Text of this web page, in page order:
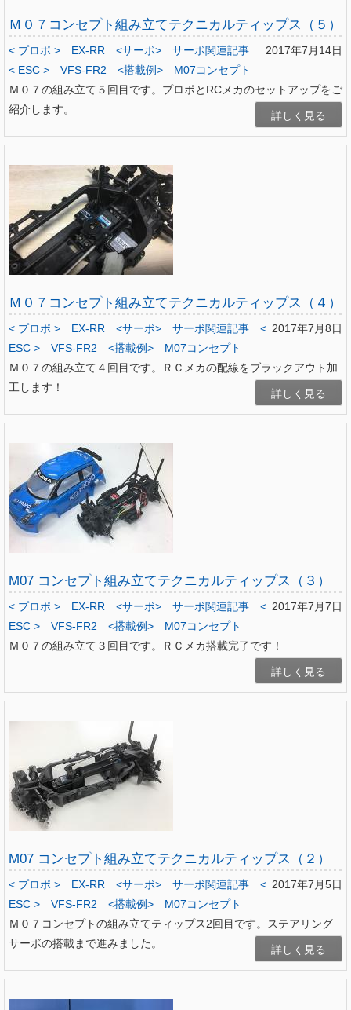
Ｍ０７コンセプト組み立てテクニカルティップス（５）
2017年7月14日
< プロポ > EX-RR <サーボ>
サーボ関連記事
< ESC >
VFS-FR2 <搭載例>
M07コンセプト
Ｍ０７の組み立て５回目です。プロポとRCメカのセットアップをご
紹介します。
詳しく見る
Ｍ０７コンセプト組み立てテクニカルティップス（４）
2017年7月8日
< プロポ > EX-RR <サーボ> サーボ関連記事
<
ESC >
VFS-FR2 <搭載例>
M07コンセプト
Ｍ０７の組み立て４回目です。ＲＣメカの配線をブラックアウト加
工します！
詳しく見る
M07 コンセプト組み立てテクニカルティップス（３）
2017年7月7日
< プロポ > EX-RR <サーボ> サーボ関連記事
<
ESC >
VFS-FR2 <搭載例>
M07コンセプト
Ｍ０７の組み立て３回目です。ＲＣメカ搭載完了です！
詳しく見る
M07 コンセプト組み立てテクニカルティップス（２）
2017年7月5日
< プロポ > EX-RR <サーボ> サーボ関連記事
<
ESC >
VFS-FR2 <搭載例>
M07コンセプト
Ｍ０７コンセプトの組み立てティップス2回目です。ステアリング
サーボの搭載まで進みました。
詳しく見る